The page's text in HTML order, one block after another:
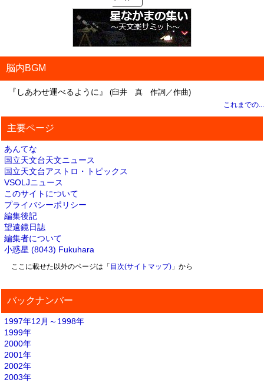
脳内BGM
『しあわせ運べるように』 (臼井 真 作詞／作曲)
これまでの...
主要ページ
あんてな
国立天文台天文ニュース
国立天文台アストロ・トピックス
VSOLJニュース
このサイトについて
プライバシーポリシー
編集後記
望遠鏡日誌
編集者について
小惑星 (8043) Fukuhara
ここに載せた以外のページは「 目次(サイトマップ)」から
バックナンバー
1997年12月～1998年
1999年
2000年
2001年
2002年
2003年